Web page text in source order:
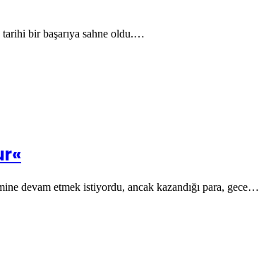
bir başarıya sahne oldu.…
devam etmek istiyordu, ancak kazandığı para, gece…